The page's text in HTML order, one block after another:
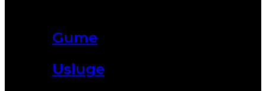
Gume
Usluge